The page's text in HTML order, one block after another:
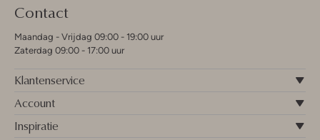
Contact
Maandag - Vrijdag 09:00 - 19:00 uur
Zaterdag 09:00 - 17:00 uur
Klantenservice
Account
Inspiratie